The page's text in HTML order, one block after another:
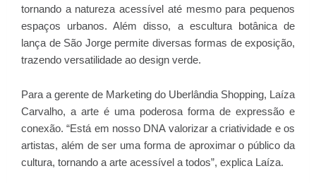
tornando a natureza acessível até mesmo para pequenos
espaços urbanos. Além disso, a escultura botânica de
lança de São Jorge permite diversas formas de exposição,
trazendo versatilidade ao design verde.
Para a gerente de Marketing do Uberlândia Shopping, Laíza
Carvalho, a arte é uma poderosa forma de expressão e
conexão. “Está em nosso DNA valorizar a criatividade e os
artistas, além de ser uma forma de aproximar o público da
cultura, tornando a arte acessível a todos”, explica Laíza.